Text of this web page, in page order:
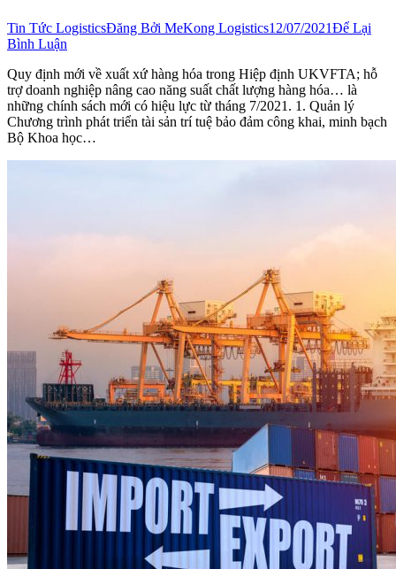
Tin Tức LogisticsĐăng Bởi MeKong Logistics12/07/2021Để Lại
Bình Luận
Quy định mới về xuất xứ hàng hóa trong Hiệp định UKVFTA; hỗ
trợ doanh nghiệp nâng cao năng suất chất lượng hàng hóa… là
những chính sách mới có hiệu lực từ tháng 7/2021. 1. Quản lý
Chương trình phát triển tài sản trí tuệ bảo đảm công khai, minh bạch
Bộ Khoa học…